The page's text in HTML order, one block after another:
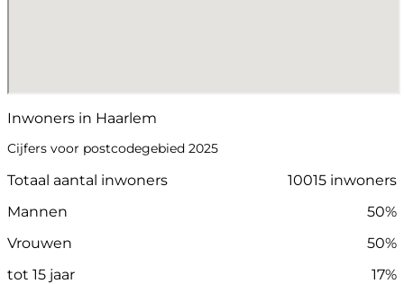
Inwoners in Haarlem
Cijfers voor postcodegebied 2025
Totaal aantal inwoners
10015 inwoners
Mannen
50%
Vrouwen
50%
tot 15 jaar
17%